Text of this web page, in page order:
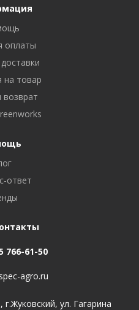
оплаты
на товар
ответ
766-61-50
agro.ru
ул. Гагарина